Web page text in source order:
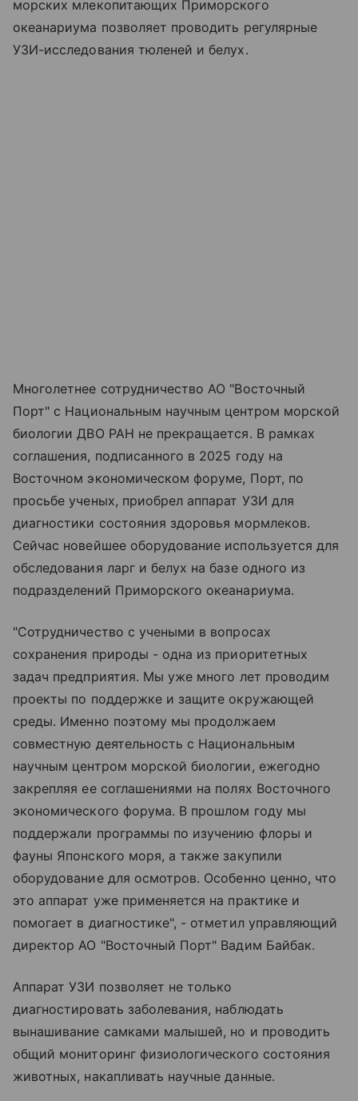
морских млекопитающих Приморского
океанариума позволяет проводить регулярные
УЗИ-исследования тюленей и белух.
Многолетнее сотрудничество АО "Восточный
Порт" с Национальным научным центром морской
биологии ДВО РАН не прекращается. В рамках
соглашения, подписанного в 2025 году на
Восточном экономическом форуме, Порт, по
просьбе ученых, приобрел аппарат УЗИ для
диагностики состояния здоровья мормлеков.
Сейчас новейшее оборудование используется для
обследования ларг и белух на базе одного из
подразделений Приморского океанариума.
"Сотрудничество с учеными в вопросах
сохранения природы - одна из приоритетных
задач предприятия. Мы уже много лет проводим
проекты по поддержке и защите окружающей
среды. Именно поэтому мы продолжаем
совместную деятельность с Национальным
научным центром морской биологии, ежегодно
закрепляя ее соглашениями на полях Восточного
экономического форума. В прошлом году мы
поддержали программы по изучению флоры и
фауны Японского моря, а также закупили
оборудование для осмотров. Особенно ценно, что
это аппарат уже применяется на практике и
помогает в диагностике", - отметил управляющий
директор АО "Восточный Порт" Вадим Байбак.
Аппарат УЗИ позволяет не только
диагностировать заболевания, наблюдать
вынашивание самками малышей, но и проводить
общий мониторинг физиологического состояния
животных, накапливать научные данные.